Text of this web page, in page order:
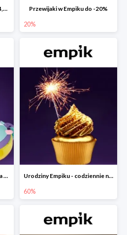
Święta z LEGO w Empiku od 34,75 zł Przewijaki w Empiku do -20%
20%
Urodziny Empiku - artykuły dla mamy i dziecka do -40% Urodziny Empiku - codziennie nowe okazje nawet do -60%
60%